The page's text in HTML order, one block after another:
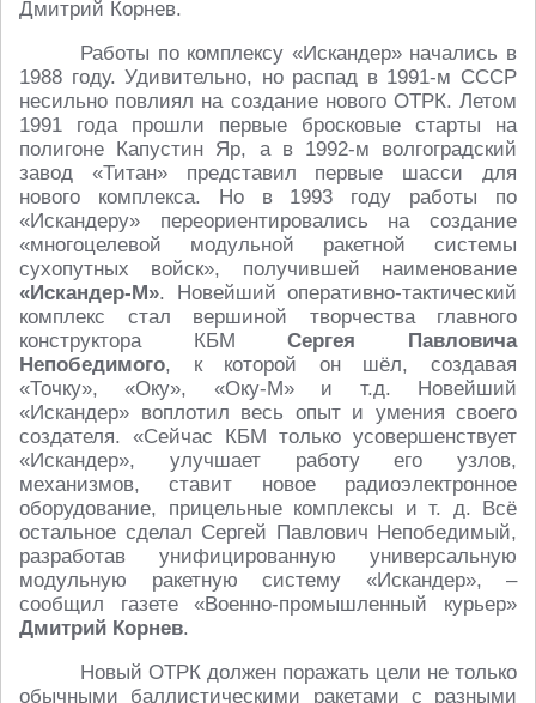
Дмитрий Корнев.
Работы по комплексу «Искандер» начались в
1988 году. Удивительно, но распад в 1991-м СССР
несильно повлиял на создание нового ОТРК. Летом
1991 года прошли первые бросковые старты на
полигоне Капустин Яр, а в 1992-м волгоградский
завод «Титан» представил первые шасси для
нового комплекса. Но в 1993 году работы по
«Искандеру» переориентировались на создание
«многоцелевой модульной ракетной системы
сухопутных войск», получившей наименование
«Искандер-М». Новейший оперативно-тактический
комплекс стал вершиной творчества главного
конструктора КБМСергея Павловича
Непобедимого, к которой он шёл, создавая
«Точку», «Оку», «Оку-М» и т.д. Новейший
«Искандер» воплотил весь опыт и умения своего
создателя. «Сейчас КБМ только усовершенствует
«Искандер», улучшает работу его узлов,
механизмов, ставит новое радиоэлектронное
оборудование, прицельные комплексы и т. д. Всё
остальное сделал Сергей Павлович Непобедимый,
разработав унифицированную универсальную
модульную ракетную систему «Искандер», –
сообщил газете «Военно-промышленный курьер»
Дмитрий Корнев.
Новый ОТРК должен поражать цели не только
обычными баллистическими ракетами с разными